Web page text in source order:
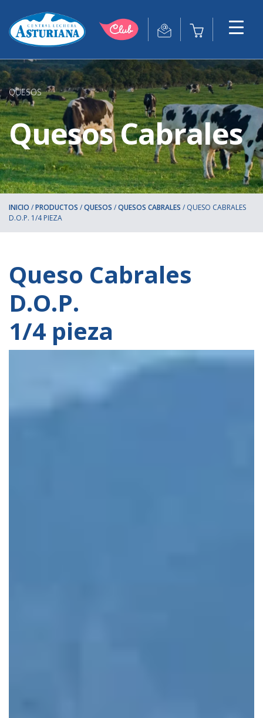
QUESOS
Quesos Cabrales
INICIO /PRODUCTOS /QUESOS /QUESOS CABRALES / QUESO CABRALES
D.O.P. 1/4 PIEZA
Queso Cabrales
D.O.P.
1/4 pieza